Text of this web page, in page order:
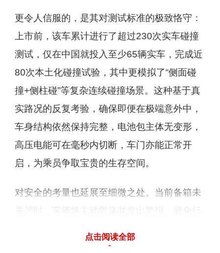
更令人信服的，是其对测试标准的极致恪守：
上市前，该车累计进行了超过230次实车碰撞
测试，仅在中国就投入至少65辆实车，完成近
80次本土化碰撞试验，其中更模拟了“侧面碰
撞+侧柱碰”等复杂连续碰撞场景。这种基于真
实路况的反复考验，确保即便在极端意外中，
车身结构依然保持完整，电池包主体无变形，
高压电能可在毫秒内切断，车门亦能正常开
启，为乘员争取宝贵的生存空间。
对安全的考量也延展至细微之处。当前备箱未
关严时，车辆将主动限速并发出警报，避免行
迹遍及全球近500万公里真实道路，其中中国
点击阅读全部